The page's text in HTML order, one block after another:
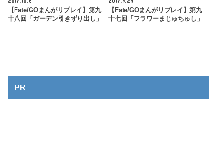
【Fate/GOまんがリプレイ】第九
十八回「ガーデン引きずり出し」
【Fate/GOまんがリプレイ】第九
十七回「フラワーまじゅちゅし」
PR